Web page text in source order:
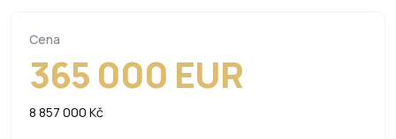
Cena
365 000 EUR
8 857 000 Kč